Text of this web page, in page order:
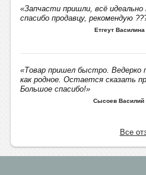
«Запчасти пришли, всё идеально
спасибо продавцу, рекомендую
Етгеут
«Товар пришел быстро. Ведерко
как родное. Остается сказать
Большое спасибо!»
Сысоев Василий
Все